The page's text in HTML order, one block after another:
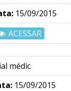
15/09/2015
ACESSAR
médic
15/09/2015